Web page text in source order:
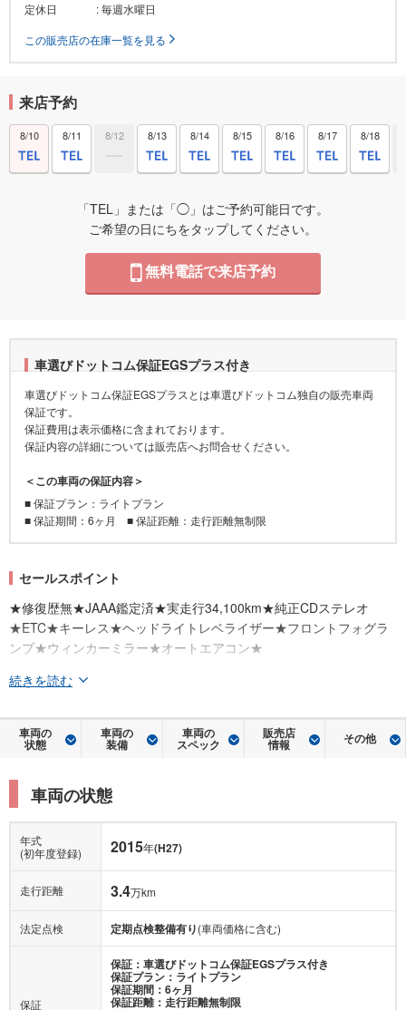
定休日
: 毎週水曜日
この販売店の在庫一覧を見る
来店予約
8/10 8/11 8/12 8/13 8/14 8/15 8/16 8/17 8/18
「TEL」または「◯」はご予約可能日です。
ご希望の日にちをタップしてください。
無料電話で来店予約
車選びドットコム保証EGSプラス付き
車選びドットコム保証EGSプラスとは車選びドットコム独自の販売車両
保証です。
保証費用は表示価格に含まれております。
保証内容の詳細については販売店へお問合せください。
＜この車両の保証内容＞
■ 保証プラン：ライトプラン
■ 保証期間：6ヶ月 ■ 保証距離：走行距離無制限
セールスポイント
★修復歴無★JAAA鑑定済★実走行34,100km★純正CDステレオ
★ETC★キーレス★ヘッドライトレベライザー★フロントフォグラ
ンプ★ウィンカーミラー★オートエアコン★
続きを読む
車両の
状態
車両の
装備
車両の
スペック
販売店
情報 その他
車両の状態
年式
(初年度登録)
2015年(H27)
走行距離 3.4万km
法定点検 定期点検整備有り(車両価格に含む)
保証
保証：車選びドットコム保証EGSプラス付き
保証プラン：ライトプラン
保証期間：6ヶ月
保証距離：走行距離無制限